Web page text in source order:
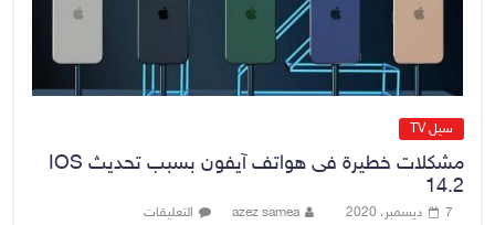
الإقليم
سيل TV
مشكلات خطيرة فى هواتف آيفون بسبب تحديث IOS
14.2
7 ديسمبر، 2020 azez samea التعليقات